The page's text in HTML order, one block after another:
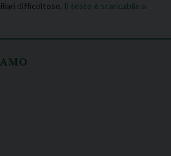
difficoltose. Il testo è scaricabile a